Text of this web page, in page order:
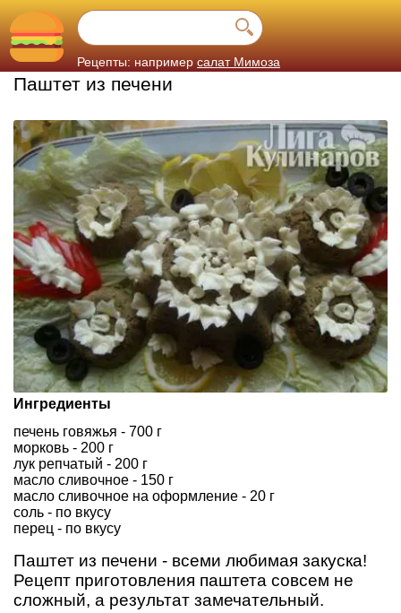
Рецепты: например салат Мимоза
Паштет из печени
Ингредиенты
печень говяжья - 700 г
морковь - 200 г
лук репчатый - 200 г
масло сливочное - 150 г
масло сливочное на оформление - 20 г
соль - по вкусу
перец - по вкусу
Паштет из печени - всеми любимая закуска!
Рецепт приготовления паштета совсем не
сложный, а результат замечательный.